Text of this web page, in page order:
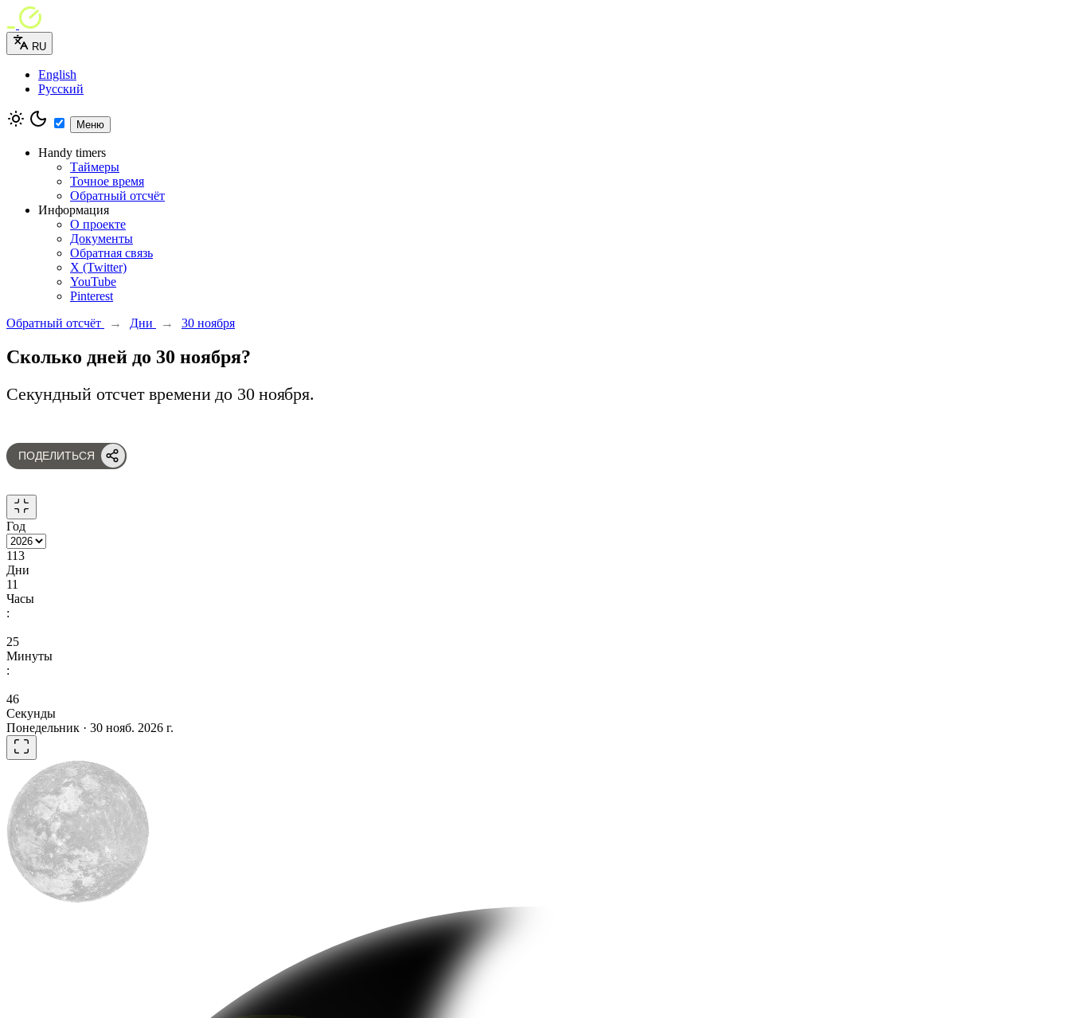
RU
English
Русский
Меню
Handy timers
Таймеры
Точное время
Обратный отсчёт
Информация
О проекте
Документы
Обратная связь
X (Twitter)
YouTube
Pinterest
Обратный отсчёт
→ Дни → 30 ноября
Сколько дней до 30 ноября?
Секундный отсчет времени до 30 ноября.
ПОДЕЛИТЬСЯ
Год
113
Дни
11
Часы
:
25
Минуты
:
45
Секунды
Понедельник · 30 нояб. 2026 г.